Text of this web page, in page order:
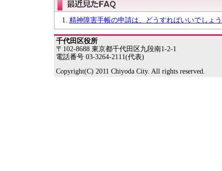
精神障害手帳の申請は、どうすればいいでしょ
千代田区役所
〒102-8688 東京都千代田区九段南1-2-1
電話番号 03-3264-2111(代表)
Copyright(C) 2011 Chiyoda City. All rights reserved.